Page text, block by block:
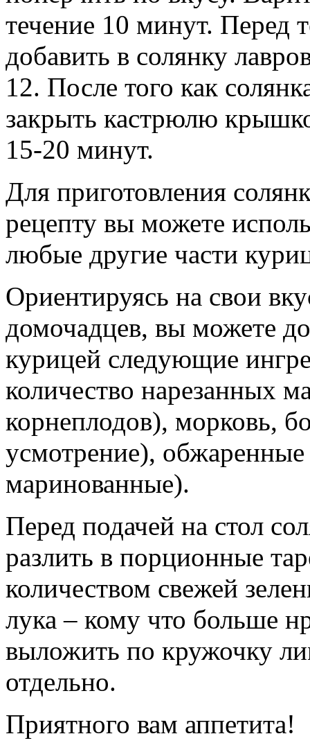
течение 10 минут. Перед
добавить в солянку
12. После того как
закрыть кастрюлю
15-20 минут.
Для приготовления
рецепту вы можете
любые другие части
Ориентируясь на свои
домочадцев, вы можете
курицей следующие
количество нарезанных
корнеплодов), морковь,
усмотрение),
маринованные).
Перед подачей на стол
разлить в порционные
количеством свежей
лука – кому что больше
выложить по кружочку
отдельно.
Приятного вам аппетита!